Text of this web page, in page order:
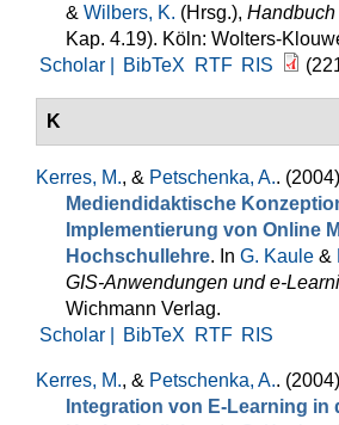
& Wilbers, K. (Hrsg.),
Kap. 4.19). Köln: Wolters-
Scholar |
BibTeX RTF RIS
K
Kerres, M., & Petschenka, A..
Mediendidaktische
Implementierung von Online
Hochschullehre. In G. Kaule &
GIS-Anwendungen und e-
Wichmann Verlag.
Scholar |
BibTeX RTF RIS
Kerres, M., & Petschenka, A..
Integration von E-Learning in